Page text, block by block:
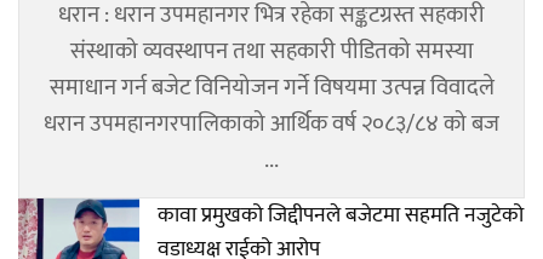
धरान : धरान उपमहानगर भित्र रहेका सङ्कटग्रस्त सहकारी
संस्थाको व्यवस्थापन तथा सहकारी पीडितको समस्या
समाधान गर्न बजेट विनियोजन गर्ने विषयमा उत्पन्न विवादले
धरान उपमहानगरपालिकाको आर्थिक वर्ष २०८३/८४ को बज
...
कावा प्रमुखको जिद्दीपनले बजेटमा सहमति नजुटेको
वडाध्यक्ष राईको आरोप